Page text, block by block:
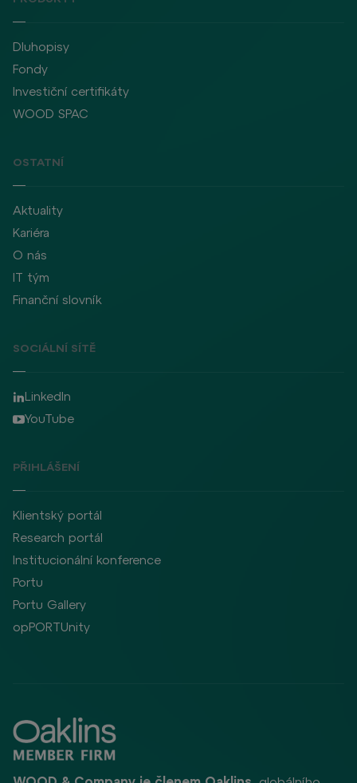
Dluhopisy
Fondy
Investiční certifikáty
WOOD SPAC
OSTATNÍ
Aktuality
Kariéra
O nás
IT tým
Finanční slovník
SOCIÁLNÍ SÍTĚ
LinkedIn
YouTube
PŘIHLÁŠENÍ
Klientský portál
Research portál
Institucionální konference
Portu
Portu Gallery
opPORTUnity